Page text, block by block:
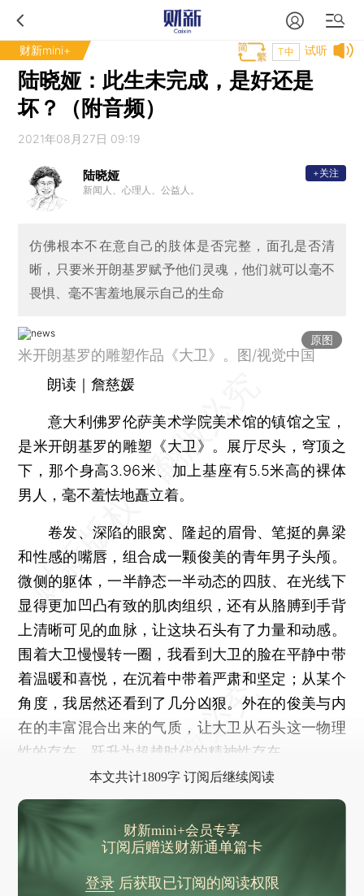
财新mini+ 试听
T中
陆晓娅：此生未完成，是好还是
坏？（附音频）
2021年08月27日 09:19
陆晓娅
新闻人、心理人、公益人。
+关注
仿佛根本不在意自己的肢体是否完整，面孔是否清
晰，只要米开朗基罗赋予他们灵魂，他们就可以毫不
畏惧、毫不害羞地展示自己的生命
原图
米开朗基罗的雕塑作品《大卫》。图/视觉中国
朗读｜詹慈媛
意大利佛罗伦萨美术学院美术馆的镇馆之宝，
是米开朗基罗的雕塑《大卫》。展厅尽头，穹顶之
下，那个身高3.96米、加上基座有5.5米高的裸体
男人，毫不羞怯地矗立着。
卷发、深陷的眼窝、隆起的眉骨、笔挺的鼻梁
和性感的嘴唇，组合成一颗俊美的青年男子头颅。
微侧的躯体，一半静态一半动态的四肢、在光线下
显得更加凹凸有致的肌肉组织，还有从胳膊到手背
上清晰可见的血脉，让这块石头有了力量和动感。
围着大卫慢慢转一圈，我看到大卫的脸在平静中带
着温暖和喜悦，在沉着中带着严肃和坚定；从某个
角度，我居然还看到了几分凶狠。外在的俊美与内
在的丰富混合出来的气质，让大卫从石头这一物理
性的存在，跃升为超越时代的精神性存在。
本文共计1809字 订阅后继续阅读
财新mini+会员专享
订阅后赠送财新通单篇卡
登录后获取已订阅的阅读权限